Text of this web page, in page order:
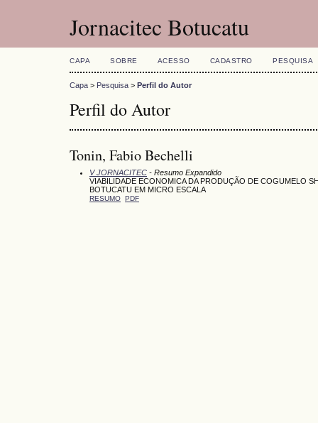
Jornacitec Botucatu
CAPA SOBRE ACESSO CADASTRO PESQUISA
Capa > Pesquisa > Perfil do Autor
Perfil do Autor
Tonin, Fabio Bechelli
V JORNACITEC - Resumo Expandido
VIABILIDADE ECONOMICA DA PRODUÇÃO DE COGUMELO
BOTUCATU EM MICRO ESCALA
RESUMO PDF